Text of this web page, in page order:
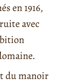
en 1916,
avec
du manoir